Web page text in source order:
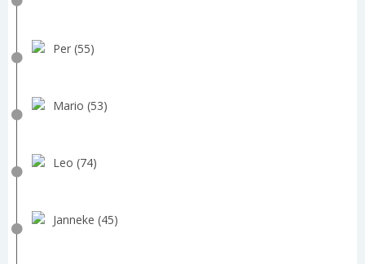
Per (55)
Mario (53)
Leo (74)
Janneke (45)